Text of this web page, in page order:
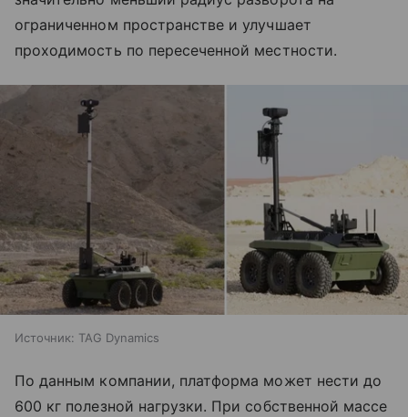
ограниченном пространстве и улучшает
проходимость по пересеченной местности.
Источник: TAG Dynamics
По данным компании, платформа может нести до
600 кг полезной нагрузки. При собственной массе